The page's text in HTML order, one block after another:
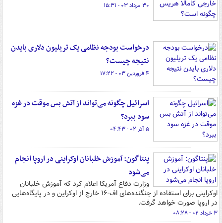
۳۰ مرداد ۰۳ - ۱۵:۳۱
درخواست بودجه نظامی یک تریلیون دلاری بایدن
نتیجه چیست؟
۴ فروردین ۰۳ - ۱۷:۲۲
اسرائیل چگونه می‌تواند از آتش بس موقت در غزه
سود ببرد؟
۵ آذر ۰۲ - ۰۴:۴۳
پنتاگون: آموزش خلبانان اوکراینی در اروپا انجام
می‌شود
وزارت دفاع آمریکا اعلام کرد که آموزش خلبانان
اوکراینی برای استفاده از جنگنده‌های اف-۱۶ خارج از اوکراین و در پایگاه‌هایی
در اروپا صورت خواهد گرفت.
۳ خرداد ۰۲ - ۰۸:۲۸